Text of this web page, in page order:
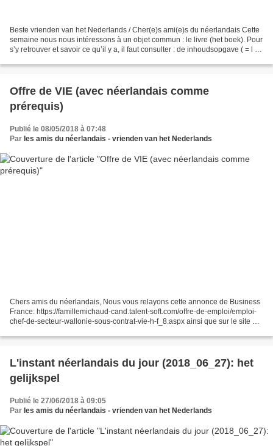
Beste vrienden van het Nederlands / Cher(e)s ami(e)s du néerlandais Cette
semaine nous nous intéressons à un objet commun : le livre (het boek). Pour
s’y retrouver et savoir ce qu’il y a, il faut consulter : de inhoudsopgave ( = l a
Offre de VIE (avec néerlandais comme
prérequis)
Publié le 08/05/2018 à 07:48
Par les amis du néerlandais - vrienden van het Nederlands
Chers amis du néerlandais, Nous vous relayons cette annonce de Business
France: https://famillemichaud-cand.talent-soft.com/offre-de-emploi/emploi-
chef-de-secteur-wallonie-sous-contrat-vie-h-f_8.aspx ainsi que sur le site du
L'instant néerlandais du jour (2018_06_27): het
gelijkspel
Publié le 27/06/2018 à 09:05
Par les amis du néerlandais - vrienden van het Nederlands